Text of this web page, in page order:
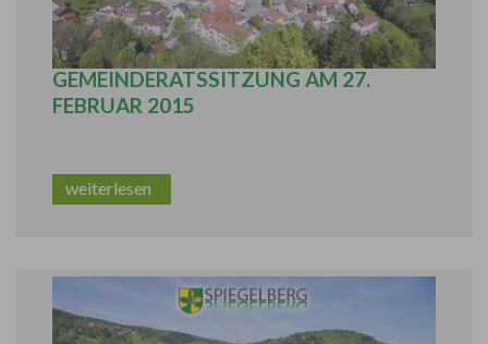
BERICHT AUS DER ÖFFENTLICHEN
GEMEINDERATSSITZUNG AM 27.
FEBRUAR 2015
weiterlesen